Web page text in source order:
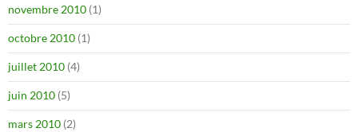
novembre 2010 (1)
octobre 2010 (1)
juillet 2010 (4)
juin 2010 (5)
mars 2010 (2)